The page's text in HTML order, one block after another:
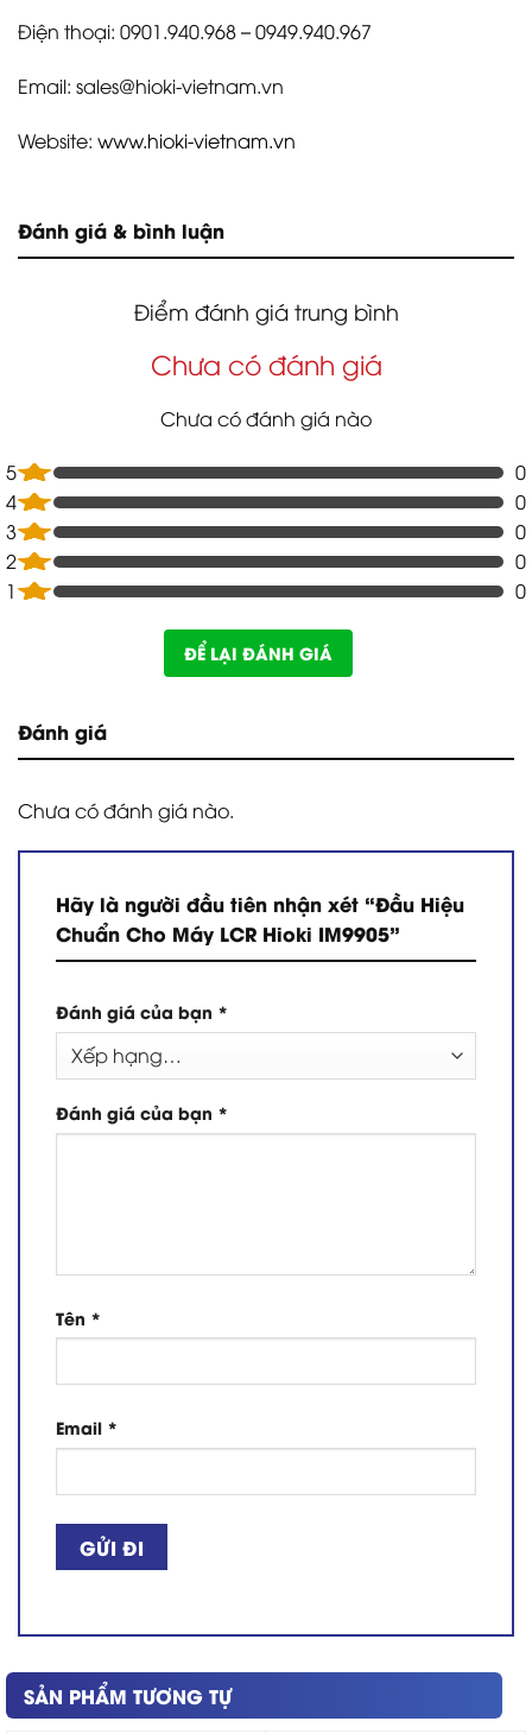
Điện thoại: 0901.940.968 – 0949.940.967
Email: sales@hioki-vietnam.vn
Website: www.hioki-vietnam.vn
Đánh giá & bình luận
Điểm đánh giá trung bình
Chưa có đánh giá
Chưa có đánh giá nào
5
0
4
0
3
0
2
0
1
0
ĐỂ LẠI ĐÁNH GIÁ
Đánh giá
Chưa có đánh giá nào.
Hãy là người đầu tiên nhận xét “Đầu Hiệu
Chuẩn Cho Máy LCR Hioki IM9905”
Đánh giá của bạn *
Đánh giá của bạn *
Tên *
Email *
SẢN PHẨM TƯƠNG TỰ